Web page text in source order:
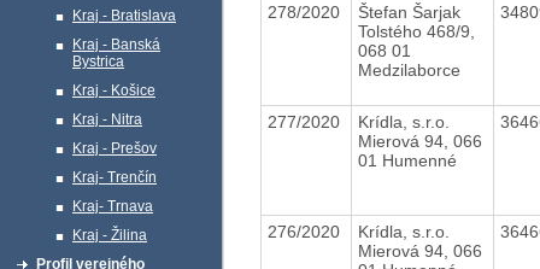
Kraj - Bratislava
Kraj - Banská
Bystrica
Kraj - Košice
Kraj - Nitra
Kraj - Prešov
Kraj- Trenčín
Kraj- Trnava
Kraj - Žilina
Profil verejného
278/2020
Štefan Šarjak
Tolstého 468/9,
068 01
Medzilaborce
277/2020
Krídla, s.r.o.
Mierová 94, 066
01 Humenné
276/2020
Krídla, s.r.o.
Mierová 94, 066